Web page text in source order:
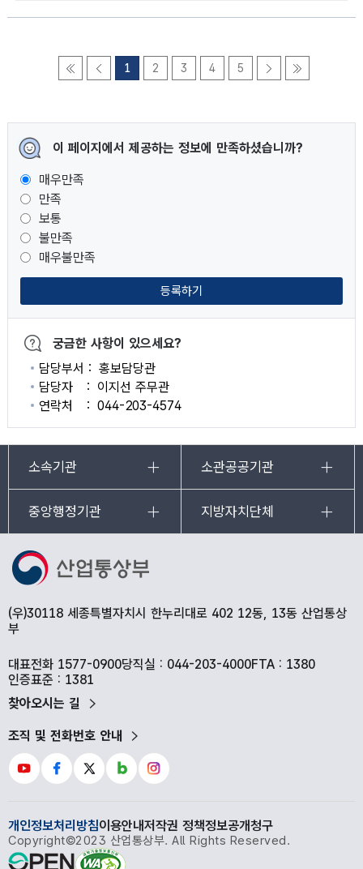
1 2 3 4 5
이 페이지에서 제공하는 정보에 만족하셨습니까?
매우만족
만족
보통
불만족
매우불만족
등록하기
궁금한 사항이 있으세요?
담당부서
홍보담당관
담당자
이지선 주무관
연락처
044-203-4574
소속기관 소관공공기관
중앙행정기관 지방자치단체
(우)30118 세종특별자치시 한누리대로 402 12동, 13동 산업통상
부
대표전화 1577-0900당직실 : 044-203-4000FTA : 1380
인증표준 : 1381
찾아오시는 길
조직 및 전화번호 안내
개인정보처리방침이용안내저작권 정책정보공개청구
Copyright©2023 산업통상부. All Rights Reserved.